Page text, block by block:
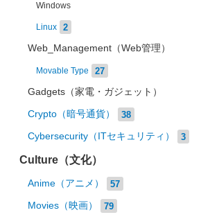
Windows
Linux 2
Web_Management（Web管理）
Movable Type 27
Gadgets（家電・ガジェット）
Crypto（暗号通貨） 38
Cybersecurity（ITセキュリティ） 3
Culture（文化）
Anime（アニメ） 57
Movies（映画） 79